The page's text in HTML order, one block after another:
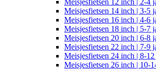
Meisjesfietsen 12 inch | 2-4
Meisjesfietsen 14 inch | 3-5
Meisjesfietsen 16 inch | 4-6
Meisjesfietsen 18 inch | 5-7
Meisjesfietsen 20 inch | 6-8
Meisjesfietsen 22 inch | 7-9
Meisjesfietsen 24 inch | 8-12
Meisjesfietsen 26 inch | 10-